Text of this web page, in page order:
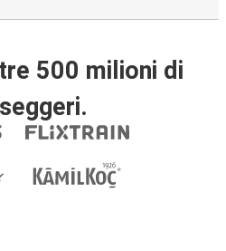
500 milioni di